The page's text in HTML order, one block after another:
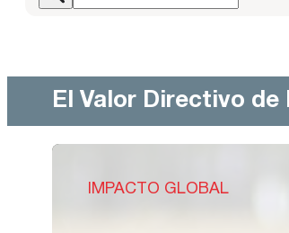
El Valor Directivo de
IMPACTO GLOBAL